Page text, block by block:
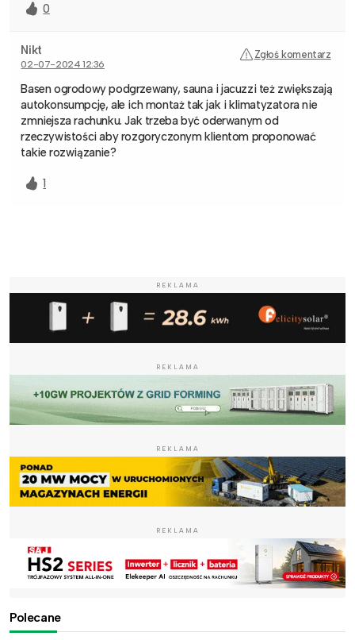
0
Nikt
02-07-2024 12:36
Zgłoś komentarz
Basen ogrodowy podgrzewany, sauna i jacuzzi też zwiększają
autokonsumpcję, ale ich montaż tak jak i klimatyzatora nie
zmniejsza rachunku. Jak trzeba być oderwanym od
rzeczywistości aby rozgoryczonym klientom proponować
takie rozwiązanie?
1
REKLAMA
REKLAMA
REKLAMA
REKLAMA
Polecane